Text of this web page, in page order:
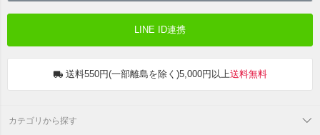
LINE ID連携
送料550円(一部離島を除く)5,000円以上送料無料
カテゴリから探す